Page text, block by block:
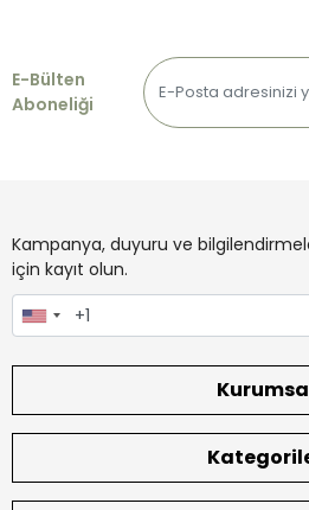
E-Bülten
Aboneliği
Kampanya, duyuru ve
için kayıt olun.